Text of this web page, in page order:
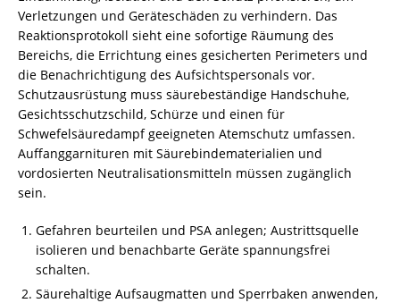
Verletzungen und Geräteschäden zu verhindern. Das
Reaktionsprotokoll sieht eine sofortige Räumung des
Bereichs, die Errichtung eines gesicherten Perimeters und
die Benachrichtigung des Aufsichtspersonals vor.
Schutzausrüstung muss säurebeständige Handschuhe,
Gesichtsschutzschild, Schürze und einen für
Schwefelsäuredampf geeigneten Atemschutz umfassen.
Auffanggarnituren mit Säurebindematerialien und
vordosierten Neutralisationsmitteln müssen zugänglich
sein.
Gefahren beurteilen und PSA anlegen; Austrittsquelle
isolieren und benachbarte Geräte spannungsfrei
schalten.
Säurehaltige Aufsaugmatten und Sperrbaken anwenden,